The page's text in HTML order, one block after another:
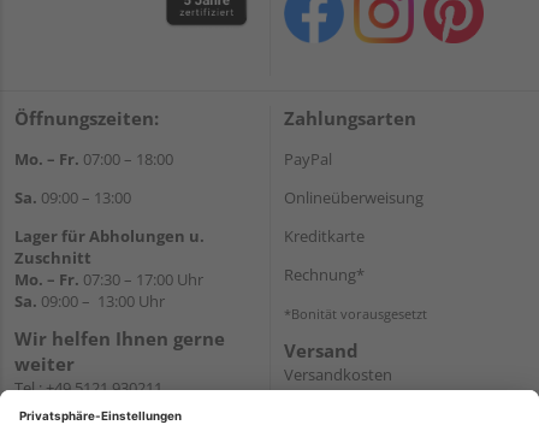
Öffnungszeiten:
Mo. – Fr. 07:00 – 18:00
Sa. 09:00 – 13:00
Lager für Abholungen u.
Zuschnitt
Mo. – Fr. 07:30 – 17:00 Uhr
Sa. 09:00 – 13:00 Uhr
Wir helfen Ihnen gerne
weiter
Tel.:+49 5121 930211
E-Mail:holzlandshop@holzland-
Zahlungsarten
PayPal
Onlineüberweisung
Kreditkarte
Rechnung*
*Bonität vorausgesetzt
Versand
Versandkosten